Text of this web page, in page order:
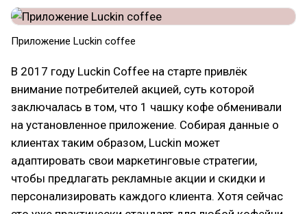
Приложение Luckin coffee
В 2017 году Luckin Coffee на старте привлёк
внимание потребителей акцией, суть которой
заключалась в том, что 1 чашку кофе обменивали
на установленное приложение. Собирая данные о
клиентах таким образом, Luckin может
адаптировать свои маркетинговые стратегии,
чтобы предлагать рекламные акции и скидки и
персонализировать каждого клиента. Хотя сейчас